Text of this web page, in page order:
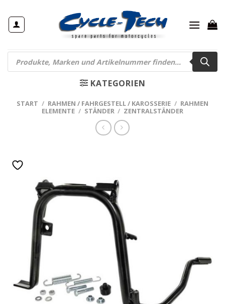
Inhalt
springen
Products
search
KATEGORIEN
START / RAHMEN / FAHRGESTELL / KAROSSERIE / RAHMEN
ELEMENTE / STÄNDER / ZENTRALSTÄNDER